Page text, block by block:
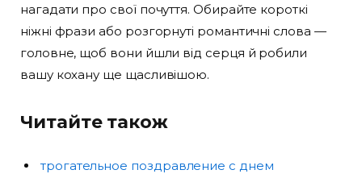
нагадати про свої почуття. Обирайте короткі
ніжні фрази або розгорнуті романтичні слова —
головне, щоб вони йшли від серця й робили
вашу кохану ще щасливішою.
Читайте також
трогательное поздравление с днем